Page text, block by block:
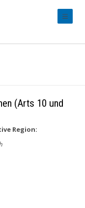
(Arts 10 und
Region: